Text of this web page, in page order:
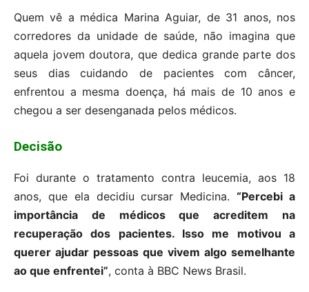
Quem vê a médica Marina Aguiar, de 31 anos, nos
corredores da unidade de saúde, não imagina que
aquela jovem doutora, que dedica grande parte dos
seus dias cuidando de pacientes com câncer,
enfrentou a mesma doença, há mais de 10 anos e
chegou a ser desenganada pelos médicos.
Decisão
Foi durante o tratamento contra leucemia, aos 18
anos, que ela decidiu cursar Medicina.“Percebi a
importância de médicos que acreditem na
recuperação dos pacientes. Isso me motivou a
querer ajudar pessoas que vivem algo semelhante
ao que enfrentei”, conta à BBC News Brasil.